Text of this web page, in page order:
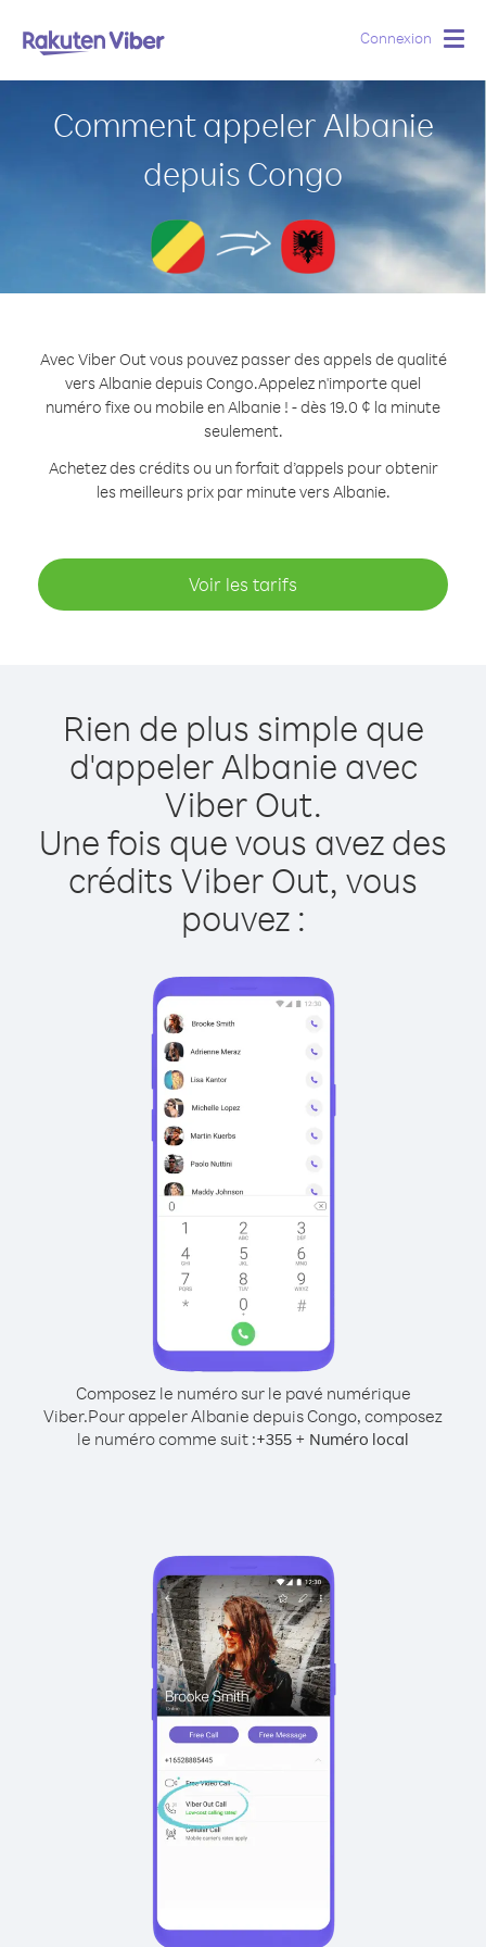
Connexion
Comment appeler Albanie
depuis Congo
Avec Viber Out vous pouvez passer des appels de qualité
vers Albanie depuis Congo.Appelez n'importe quel
numéro fixe ou mobile en Albanie ! - dès 19.0 ¢ la minute
seulement.
Achetez des crédits ou un forfait d’appels pour obtenir
les meilleurs prix par minute vers Albanie.
Voir les tarifs
Rien de plus simple que
d'appeler Albanie avec
Viber Out.
Une fois que vous avez des
crédits Viber Out, vous
pouvez :
Composez le numéro sur le pavé numérique
Viber.Pour appeler Albanie depuis Congo, composez
le numéro comme suit :+355 + Numéro local